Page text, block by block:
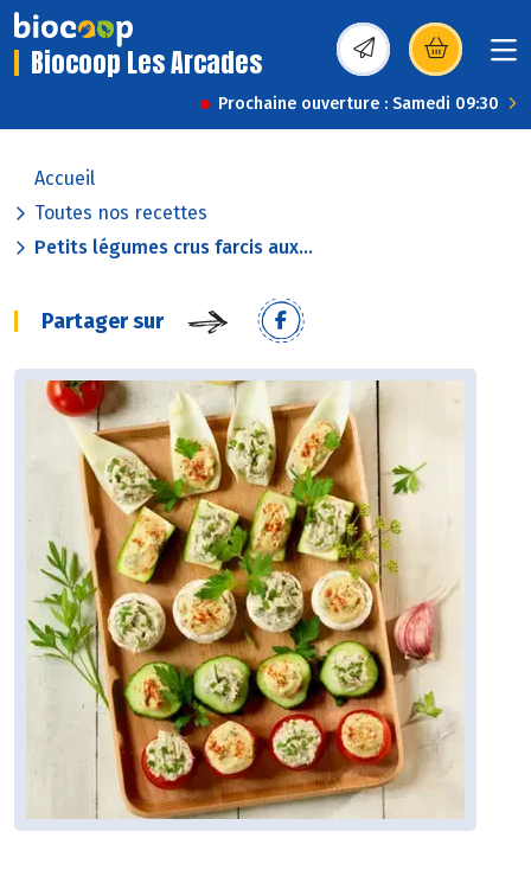
Biocoop Les Arcades (s’ouvre dans une
Prochaine ouverture : Samedi 09:30
Accueil
Toutes nos recettes
Petits légumes crus farcis aux...
Partager sur